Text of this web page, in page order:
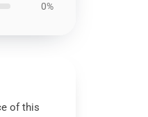
0%
of this